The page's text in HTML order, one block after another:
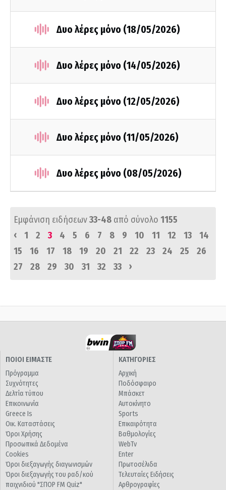
Δυο λέρες μόνο (18/05/2026)
Δυο λέρες μόνο (14/05/2026)
Δυο λέρες μόνο (12/05/2026)
Δυο λέρες μόνο (11/05/2026)
Δυο λέρες μόνο (08/05/2026)
Εμφάνιση ειδήσεων33-48 από σύνολο 1155
‹
1 2 3 4 5 6 7 8 9 10 11 12 13
14
15
16 17 18 19 20 21 22 23 24 25
26
27
28 29 30 31 32 33 ›
ΠΟΙΟΙ ΕΙΜΑΣΤΕ
Πρόγραμμα
Συχνότητες
Δελτία τύπου
Επικοινωνία
Greece Is
Οικ. Καταστάσεις
Όροι Χρήσης
Προσωπικά Δεδομένα
Cookies
Όροι διεξαγωγής διαγωνισμών
Όροι διεξαγωγής του ραδ/κού
παιχνιδιού "ΣΠΟΡ FM Quiz"
ΚΑΤΗΓΟΡΙΕΣ
Αρχική
Ποδόσφαιρο
Μπάσκετ
Αυτοκίνητο
Sports
Επικαιρότητα
Βαθμολογίες
WebTv
Enter
Πρωτοσέλιδα
Τελευταίες Ειδήσεις
Αρθρογραφίες